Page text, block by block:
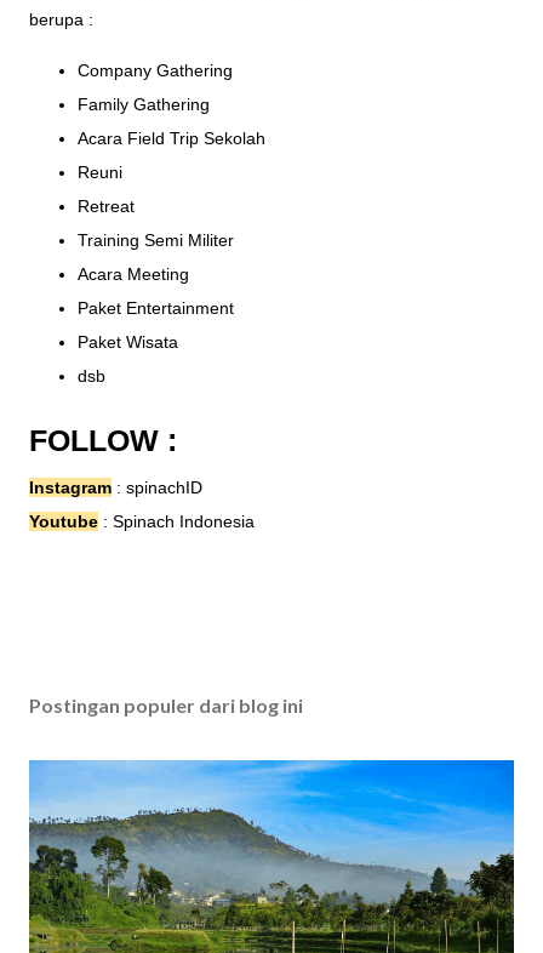
berupa :
Company Gathering
Family Gathering
Acara Field Trip Sekolah
Reuni
Retreat
Training Semi Militer
Acara Meeting
Paket Entertainment
Paket Wisata
dsb
FOLLOW :
Instagram : spinachID
Youtube : Spinach Indonesia
Postingan populer dari blog ini